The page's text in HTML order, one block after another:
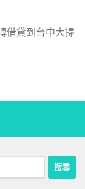
借貸到台中大掃